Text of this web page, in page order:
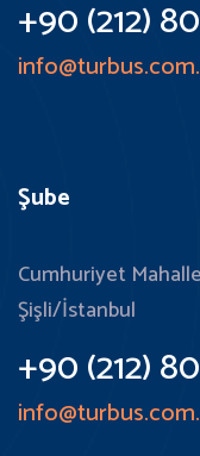
+90 (212)
Şube
Cumhuriyet
Şişli/İstanbul
+90 (212)